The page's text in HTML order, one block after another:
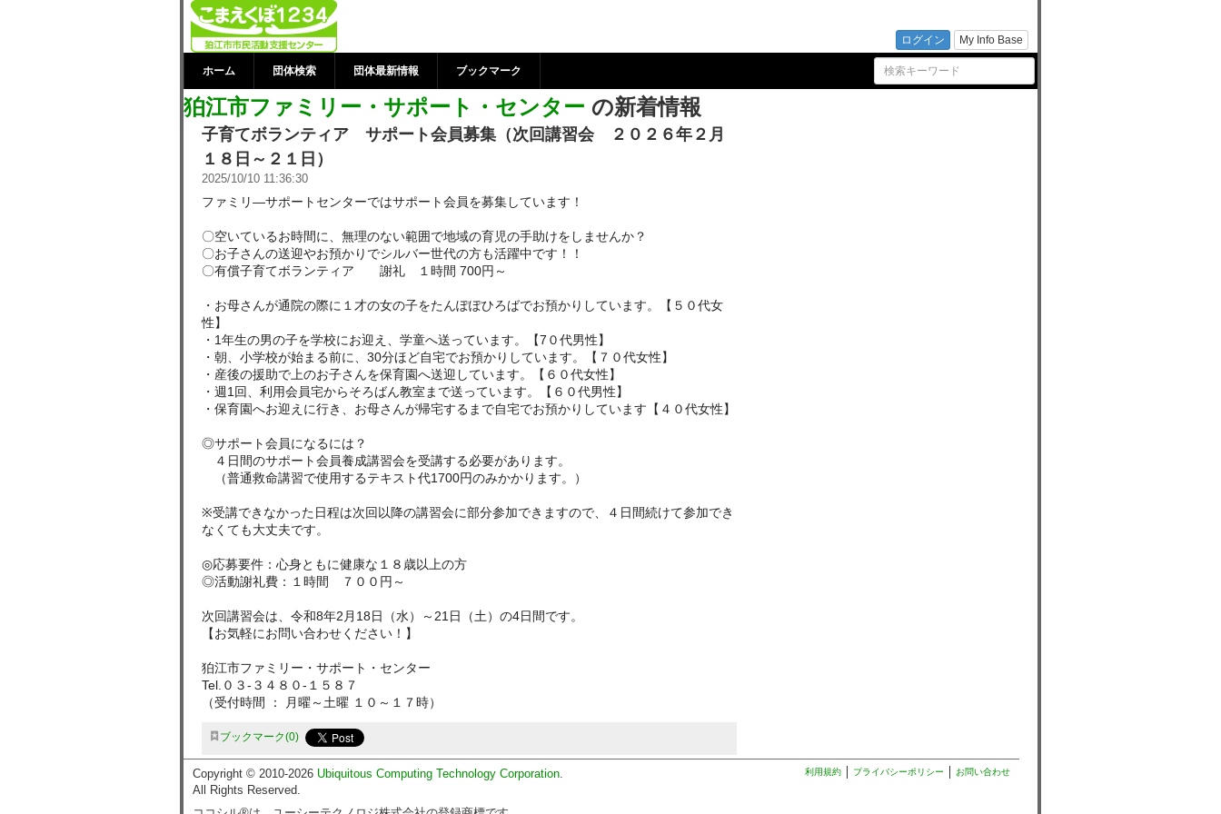
ログイン My Info Base
狛江市ファミリー・サポート・センター の新
着情報 | 狛江市市民活動支援センター
ホーム 団体検索 団体最新情報 ブックマーク
狛江市ファミリー・サポート・センター の新着情報
子育てボランティア サポート会員募集（次回講習会 ２０２６年２月
１８日～２１日）
2025/10/10 11:36:30
ファミリ―サポートセンターではサポート会員を募集しています！
〇空いているお時間に、無理のない範囲で地域の育児の手助けをしませんか？
〇お子さんの送迎やお預かりでシルバー世代の方も活躍中です！！
〇有償子育てボランティア 謝礼 １時間 700円～
・お母さんが通院の際に１才の女の子をたんぽぽひろばでお預かりしています。【５０代女
性】
・1年生の男の子を学校にお迎え、学童へ送っています。【7０代男性】
・朝、小学校が始まる前に、30分ほど自宅でお預かりしています。【７０代女性】
・産後の援助で上のお子さんを保育園へ送迎しています。【６０代女性】
・週1回、利用会員宅からそろばん教室まで送っています。【６０代男性】
・保育園へお迎えに行き、お母さんが帰宅するまで自宅でお預かりしています【４０代女性】
◎サポート会員になるには？
４日間のサポート会員養成講習会を受講する必要があります。
（普通救命講習で使用するテキスト代1700円のみかかります。）
※受講できなかった日程は次回以降の講習会に部分参加できますので、４日間続けて参加でき
なくても大丈夫です。
◎応募要件：心身ともに健康な１８歳以上の方
◎活動謝礼費：１時間 ７００円～
次回講習会は、令和8年2月18日（水）～21日（土）の4日間です。
【お気軽にお問い合わせください！】
狛江市ファミリー・サポート・センター
Tel.０３-３４８０-１５８７
（受付時間 ： 月曜～土曜 １０～１７時）
ブックマーク 0
Copyright © 2010-2026 Ubiquitous Computing Technology Corporation.
All Rights Reserved.
利用規約 プライバシーポリシー お問い合わせ